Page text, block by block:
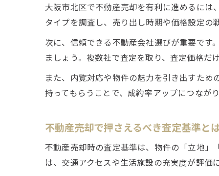
大阪市北区で不動産売却を有利に進めるに
タイプを調査し、売り出し時期や価格設定の
次に、信頼できる不動産会社選びが重要です
ましょう。複数社で査定を取り、査定価格だ
また、内覧対応や物件の魅力を引き出すた
持ってもらうことで、成約率アップにつながり
不動産売却で押さえるべき査定基準と
不動産売却時の査定基準は、物件の「立地」
は、交通アクセスや生活施設の充実度が評価